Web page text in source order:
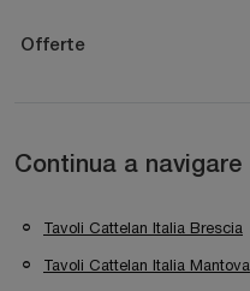
Offerte
Continua a navigare
Tavoli Cattelan Italia Brescia
Tavoli Cattelan Italia Mantova